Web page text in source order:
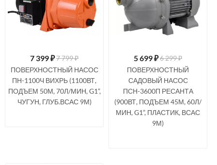
7 399₽7 799 ₽
ПОВЕРХНОСТНЫЙ НАСОС
ПН-1100Ч ВИХРЬ (1100ВТ,
ПОДЪЕМ 50М, 70Л/МИН, G1”,
ЧУГУН, ГЛУБ.ВСАС 9М)
5 699₽6 299 ₽
ПОВЕРХНОСТНЫЙ
САДОВЫЙ НАСОС
ПСН-3600П РЕСАНТА
(900ВТ, ПОДЪЕМ 45М, 60Л/
МИН, G1”, ПЛАСТИК, ВСАС
9М)